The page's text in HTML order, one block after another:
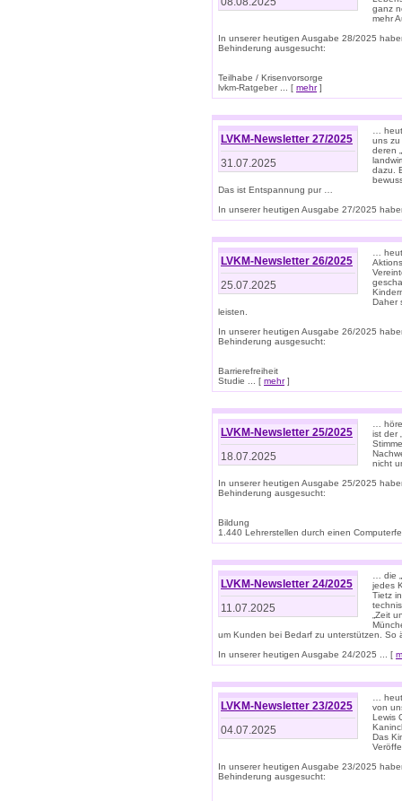
ganz
mehr
In unserer heutigen Ausgabe 28/2025
Behinderung ausgesucht:
Teilhabe / Krisenvorsorge
lvkm-Ratgeber ... [ mehr]
LVKM-Newsletter 27/2025
31.07.2025
…
uns zu
deren
dazu.
Das ist Entspannung pur …
In unserer heutigen Ausgabe 27/2025
LVKM-Newsletter 26/2025
25.07.2025
…
Daher
leisten.
In unserer heutigen Ausgabe 26/2025
Behinderung ausgesucht:
Barrierefreiheit
Studie ... [ mehr]
LVKM-Newsletter 25/2025
18.07.2025
…
ist der
nicht
In unserer heutigen Ausgabe 25/2025
Behinderung ausgesucht:
Bildung
1.440 Lehrerstellen durch einen
LVKM-Newsletter 24/2025
11.07.2025
… die
jedes
Tietz
„Zeit
um Kunden bei Bedarf zu unterstützen.
In unserer heutigen Ausgabe 24/2025 ... [
LVKM-Newsletter 23/2025
04.07.2025
…
von
Lewis
Das
In unserer heutigen Ausgabe 23/2025
Behinderung ausgesucht: